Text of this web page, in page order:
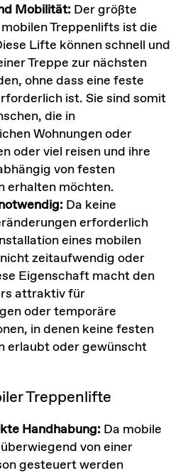
Mobilität: Der größte
Treppenlifts ist die
Lifte können schnell und
Treppe zur nächsten
ohne dass eine feste
ist. Sie sind somit
die in
Wohnungen oder
oder viel reisen und ihre
von festen
erhalten möchten.
Da keine
erforderlich
eines mobilen
zeitaufwendig oder
Eigenschaft macht den
attraktiv für
oder temporäre
in denen keine festen
erlaubt oder gewünscht
Treppenlifte
Handhabung: Da mobile
von einer
gesteuert werden